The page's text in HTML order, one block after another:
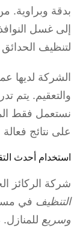
بدقة وبراوية.
إلى غسل
لتنظيف
الشركة لديها
والتعقيم. يتم
نستعمل فقط
على نتائج
استخدام أحدث
شركة الركائز
التنظيف في
وسريع للمنازل.